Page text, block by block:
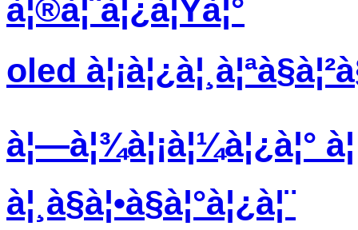
à¦®à¦¨à¦¿à¦Ÿà¦°
oled
à¦—à¦¾à¦¡à¦¼à¦¿à¦°
à¦¸à§à¦•à§à¦°à¦¿à¦¨